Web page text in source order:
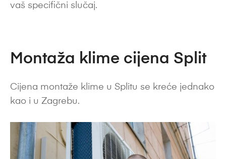
vaš specifični slučaj.
Montaža klime cijena Split
Cijena montaže klime u Splitu se kreće jednako
kao i u Zagrebu.